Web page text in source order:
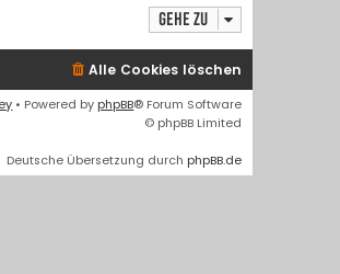
Gehe zu
Alle Cookies löschen
• Powered by phpBB® Forum Software
© phpBB Limited
Deutsche Übersetzung durch phpBB.de